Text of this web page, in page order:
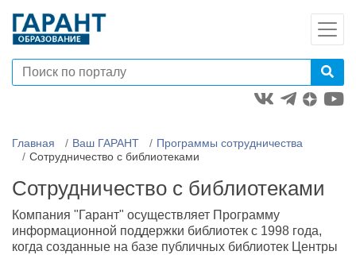
Главная Ваш ГАРАНТ
Программы сотрудничества
Сотрудничество с библиотеками
Сотрудничество с библиотеками
Компания "Гарант" осуществляет Программу
информационной поддержки библиотек с 1998 года,
когда созданные на базе публичных библиотек Центры